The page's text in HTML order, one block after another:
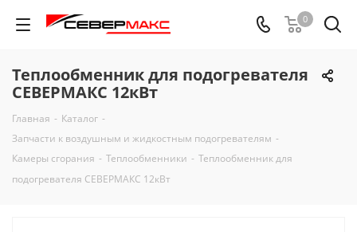
0
Теплообменник для подогревателя
СЕВЕРМАКС 12кВт
Главная - Каталог -
Запчасти к воздушным и жидкостным подогревателям -
Камеры сгорания - Теплообменники - Теплообменник для
подогревателя СЕВЕРМАКС 12кВт